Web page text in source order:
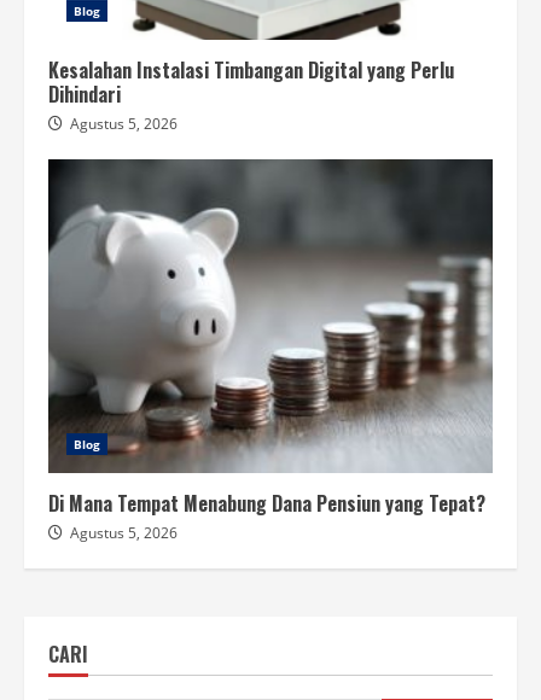
Blog
Kesalahan Instalasi Timbangan Digital yang Perlu
Dihindari
Agustus 5, 2026
Blog
Di Mana Tempat Menabung Dana Pensiun yang Tepat?
Agustus 5, 2026
CARI